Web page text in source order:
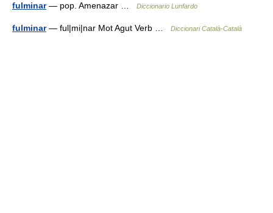
fulminar— pop. Amenazar … Diccionario Lunfardo
fulminar— ful|mi|nar Mot Agut Verb … Diccionari Català-Català